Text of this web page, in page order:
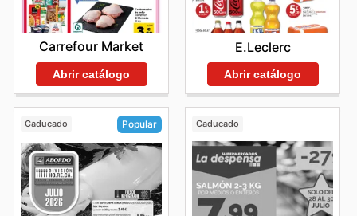
Carrefour Market
Abrir catálogo
E.Leclerc
Abrir catálogo
Caducado Popular Caducado